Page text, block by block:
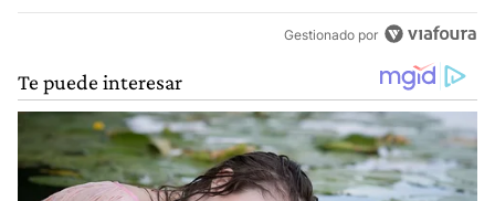
Gestionado por